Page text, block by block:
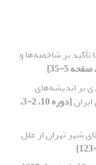
تأکید بر شاخصه‌ها و
بر اندیشه‌های
[دوره 10، 2-3،
سال به بالای شهر تهران از علل